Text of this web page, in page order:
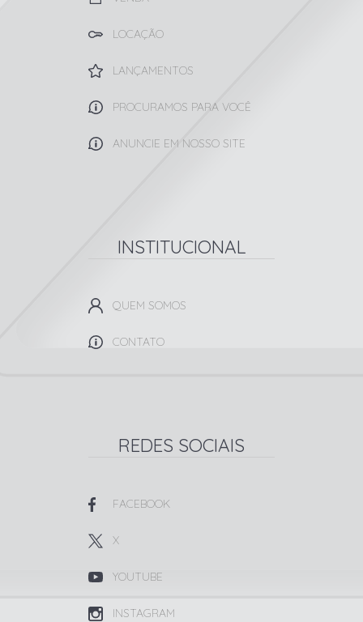
LOCAÇÃO
LANÇAMENTOS
PROCURAMOS PARA VOCÊ
ANUNCIE EM NOSSO SITE
INSTITUCIONAL
QUEM SOMOS
CONTATO
REDES SOCIAIS
FACEBOOK
X
YOUTUBE
INSTAGRAM